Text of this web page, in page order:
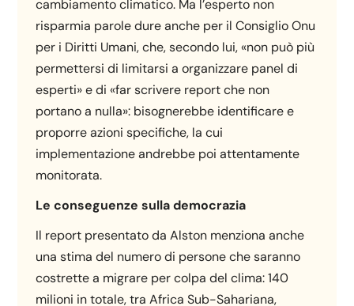
cambiamento climatico. Ma l’esperto non
risparmia parole dure anche per il Consiglio Onu
per i Diritti Umani, che, secondo lui, «non può più
permettersi di limitarsi a organizzare panel di
esperti» e di «far scrivere report che non
portano a nulla»: bisognerebbe identificare e
proporre azioni specifiche, la cui
implementazione andrebbe poi attentamente
monitorata.
Le conseguenze sulla democrazia
Il report presentato da Alston menziona anche
una stima del numero di persone che saranno
costrette a migrare per colpa del clima: 140
milioni in totale, tra Africa Sub-Sahariana,